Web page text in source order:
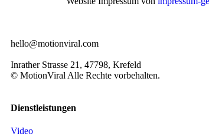
hello@motionviral.com
Inrather Strasse 21, 47798, Krefeld
© MotionViral Alle Rechte vorbehalten.
Dienstleistungen
Video